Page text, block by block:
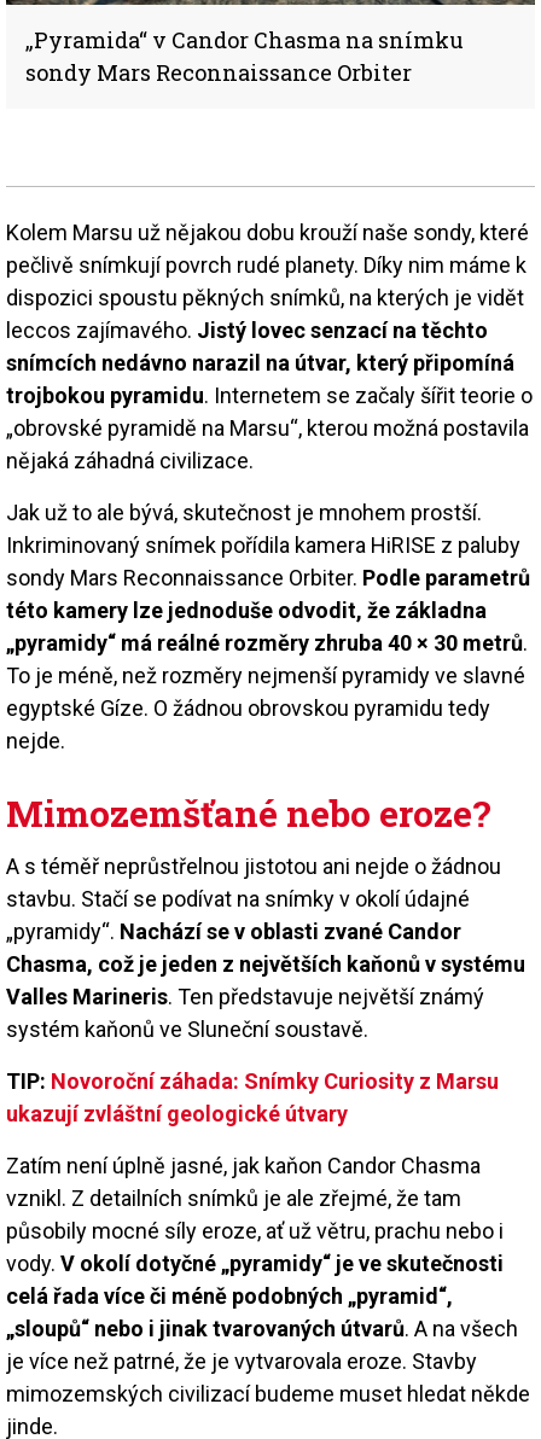
„Pyramida“ v Candor Chasma na snímku
sondy Mars Reconnaissance Orbiter
Kolem Marsu už nějakou dobu krouží naše sondy, které
pečlivě snímkují povrch rudé planety. Díky nim máme k
dispozici spoustu pěkných snímků, na kterých je vidět
leccos zajímavého. Jistý lovec senzací na těchto
snímcích nedávno narazil na útvar, který připomíná
trojbokou pyramidu. Internetem se začaly šířit teorie o
„obrovské pyramidě na Marsu“, kterou možná postavila
nějaká záhadná civilizace.
Jak už to ale bývá, skutečnost je mnohem prostší.
Inkriminovaný snímek pořídila kamera HiRISE z paluby
sondy Mars Reconnaissance Orbiter. Podle parametrů
této kamery lze jednoduše odvodit, že základna
„pyramidy“ má reálné rozměry zhruba 40 × 30 metrů.
To je méně, než rozměry nejmenší pyramidy ve slavné
egyptské Gíze. O žádnou obrovskou pyramidu tedy
nejde.
Mimozemšťané nebo eroze?
A s téměř neprůstřelnou jistotou ani nejde o žádnou
stavbu. Stačí se podívat na snímky v okolí údajné
„pyramidy“. Nachází se v oblasti zvané Candor
Chasma, což je jeden z největších kaňonů v systému
Valles Marineris. Ten představuje největší známý
systém kaňonů ve Sluneční soustavě.
TIP: Novoroční záhada: Snímky Curiosity z Marsu
ukazují zvláštní geologické útvary
Zatím není úplně jasné, jak kaňon Candor Chasma
vznikl. Z detailních snímků je ale zřejmé, že tam
působily mocné síly eroze, ať už větru, prachu nebo i
vody. V okolí dotyčné „pyramidy“ je ve skutečnosti
celá řada více či méně podobných „pyramid“,
„sloupů“ nebo i jinak tvarovaných útvarů. A na všech
je více než patrné, že je vytvarovala eroze. Stavby
mimozemských civilizací budeme muset hledat někde
jinde.